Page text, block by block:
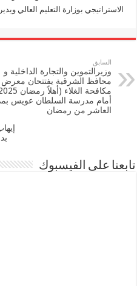
الاستراتيجي بوزارة التعليم العالي
السابق
وزيرالتموين والتجارة الداخلية و
محافظ الشرقية يفتتحان معرض
أمام مدرسة السلطان عويس
العاشر من رمضان
بداية
تابعنا على الفيسبوك